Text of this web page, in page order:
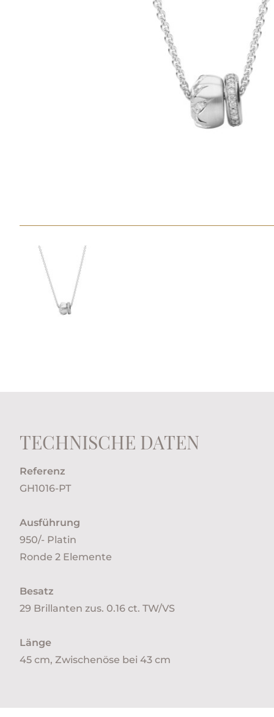
TECHNISCHE DATEN
Referenz
GH1016-PT
Ausführung
950/- Platin
Ronde 2 Elemente
Besatz
29 Brillanten zus. 0.16 ct. TW/VS
Länge
45 cm, Zwischenöse bei 43 cm